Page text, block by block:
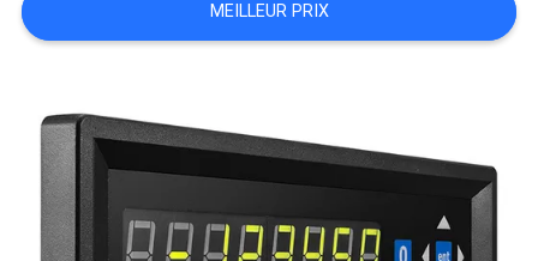
CAS
PLAN
DU
SITE
MEILLEUR PRIX